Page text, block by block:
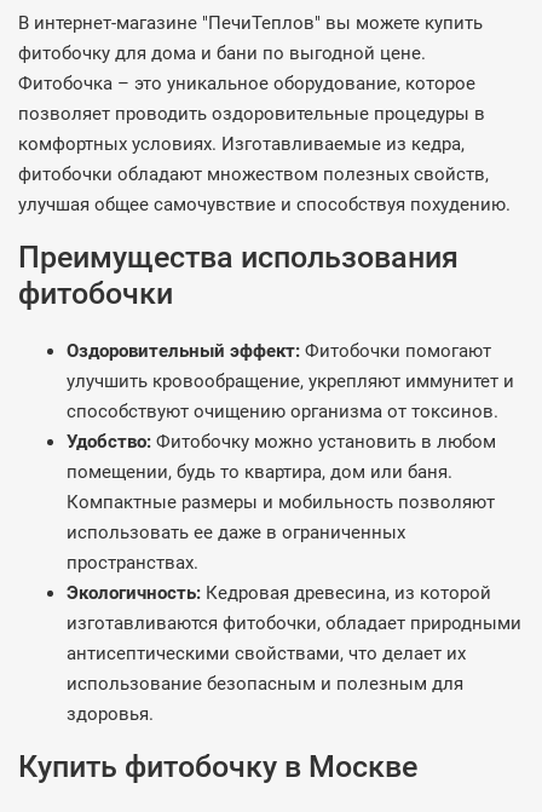
В интернет-магазине "ПечиТеплов" вы можете купить
фитобочку для дома и бани по выгодной цене.
Фитобочка – это уникальное оборудование, которое
позволяет проводить оздоровительные процедуры в
комфортных условиях. Изготавливаемые из кедра,
фитобочки обладают множеством полезных свойств,
улучшая общее самочувствие и способствуя похудению.
Преимущества использования
фитобочки
Оздоровительный эффект: Фитобочки помогают
улучшить кровообращение, укрепляют иммунитет и
способствуют очищению организма от токсинов.
Удобство: Фитобочку можно установить в любом
помещении, будь то квартира, дом или баня.
Компактные размеры и мобильность позволяют
использовать ее даже в ограниченных
пространствах.
Экологичность: Кедровая древесина, из которой
изготавливаются фитобочки, обладает природными
антисептическими свойствами, что делает их
использование безопасным и полезным для
здоровья.
Купить фитобочку в Москве